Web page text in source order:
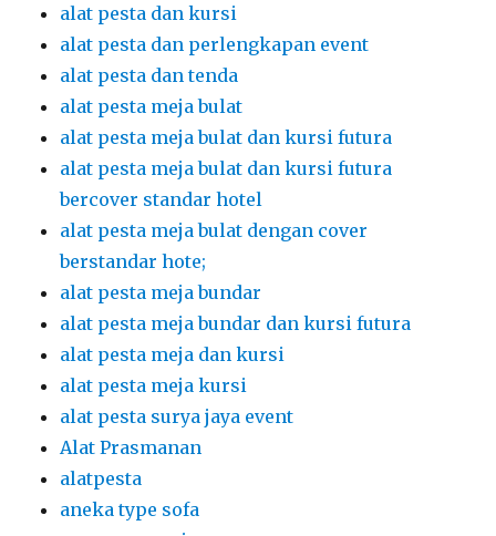
alat pesta dan kursi
alat pesta dan perlengkapan event
alat pesta dan tenda
alat pesta meja bulat
alat pesta meja bulat dan kursi futura
alat pesta meja bulat dan kursi futura
bercover standar hotel
alat pesta meja bulat dengan cover
berstandar hote;
alat pesta meja bundar
alat pesta meja bundar dan kursi futura
alat pesta meja dan kursi
alat pesta meja kursi
alat pesta surya jaya event
Alat Prasmanan
alatpesta
aneka type sofa